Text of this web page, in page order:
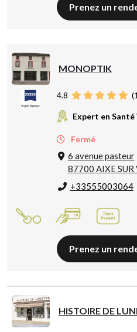
Prenez un
MONOPTIK
4.8 (
Expert en Santé
Fermé
6 avenue pasteur
87700 AIXE SUR
+33555003064
Prenez un
HISTOIRE DE